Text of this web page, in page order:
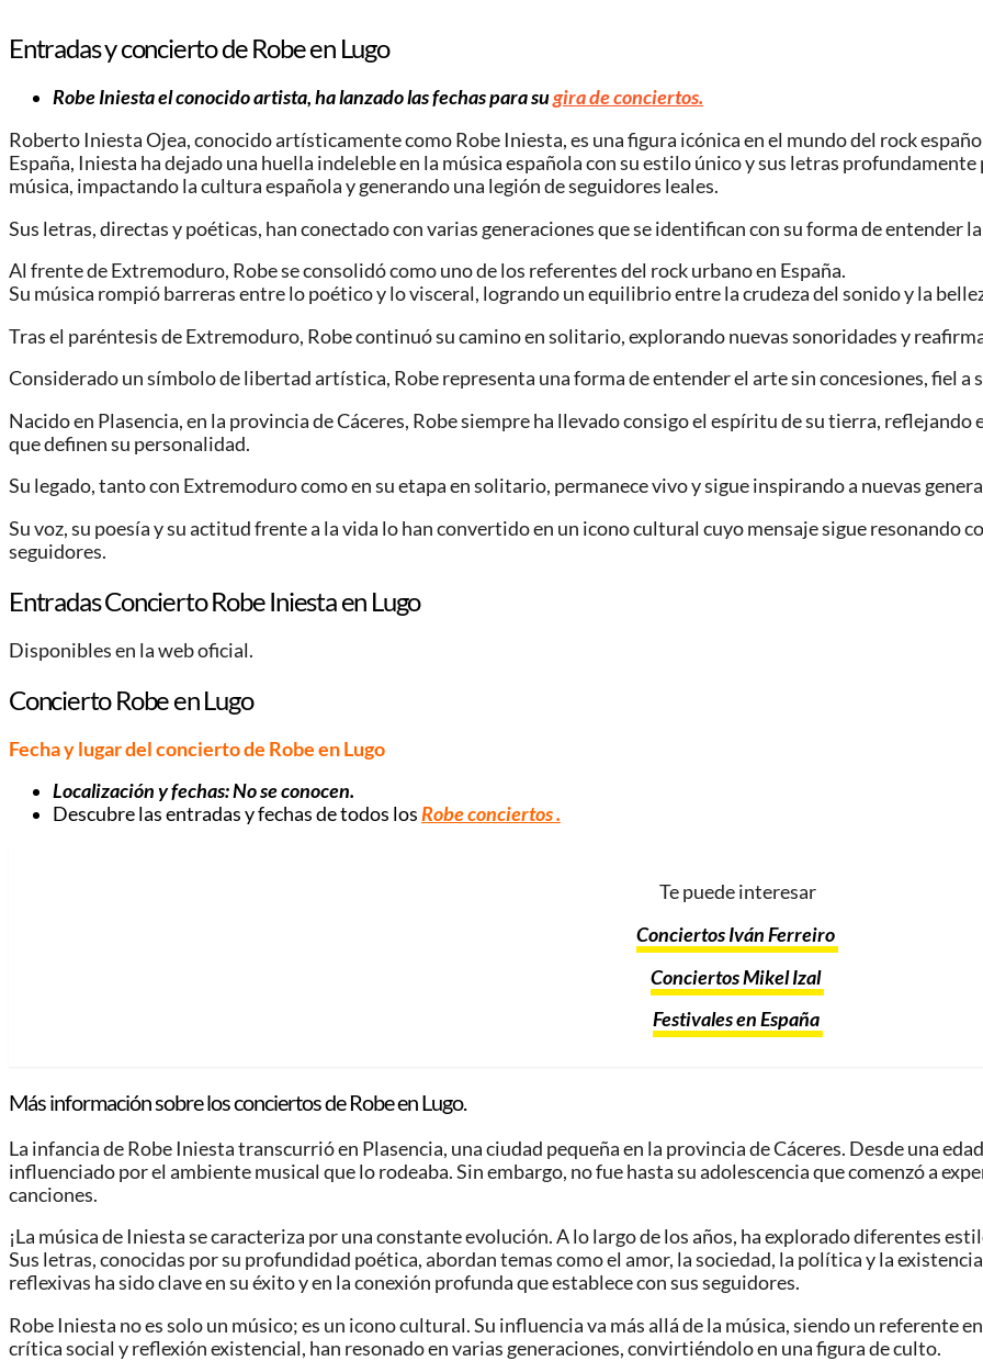
Entradas y concierto de Robe en Lugo
Robe Iniesta el conocido artista, ha lanzado las fechas para sugira de conciertos.
Roberto Iniesta Ojea, conocido artísticamente como Robe Iniesta, es una figura icónica en el mundo del rock
España, Iniesta ha dejado una huella indeleble en la música española con su estilo único y sus letras
música, impactando la cultura española y generando una legión de seguidores leales.
Sus letras, directas y poéticas, han conectado con varias generaciones que se identifican con su forma de entender
Al frente de Extremoduro, Robe se consolidó como uno de los referentes del rock urbano en España.
Su música rompió barreras entre lo poético y lo visceral, logrando un equilibrio entre la crudeza del sonido y la
Tras el paréntesis de Extremoduro, Robe continuó su camino en solitario, explorando nuevas sonoridades y
Considerado un símbolo de libertad artística, Robe representa una forma de entender el arte sin concesiones, fiel a
Nacido en Plasencia, en la provincia de Cáceres, Robe siempre ha llevado consigo el espíritu de su tierra,
que definen su personalidad.
Su legado, tanto con Extremoduro como en su etapa en solitario, permanece vivo y sigue inspirando a nuevas
Su voz, su poesía y su actitud frente a la vida lo han convertido en un icono cultural cuyo mensaje sigue resonando
seguidores.
Entradas Concierto Robe Iniesta en Lugo
Disponibles en la web oficial.
Concierto Robe en Lugo
Fecha y lugar del concierto de Robe en Lugo
Localización y fechas: No se conocen.
Descubre las entradas y fechas de todos losRobe conciertos.
Te puede interesar
Conciertos Iván Ferreiro
Conciertos Mikel Izal
Festivales en España
Más información sobre los conciertos de Robe en Lugo.
La infancia de Robe Iniesta transcurrió en Plasencia, una ciudad pequeña en la provincia de Cáceres. Desde una
influenciado por el ambiente musical que lo rodeaba. Sin embargo, no fue hasta su adolescencia que comenzó a
canciones.
¡La música de Iniesta se caracteriza por una constante evolución. A lo largo de los años, ha explorado diferentes
Sus letras, conocidas por su profundidad poética, abordan temas como el amor, la sociedad, la política y la
reflexivas ha sido clave en su éxito y en la conexión profunda que establece con sus seguidores.
Robe Iniesta no es solo un músico; es un icono cultural. Su influencia va más allá de la música, siendo un referente
crítica social y reflexión existencial, han resonado en varias generaciones, convirtiéndolo en una figura de culto.